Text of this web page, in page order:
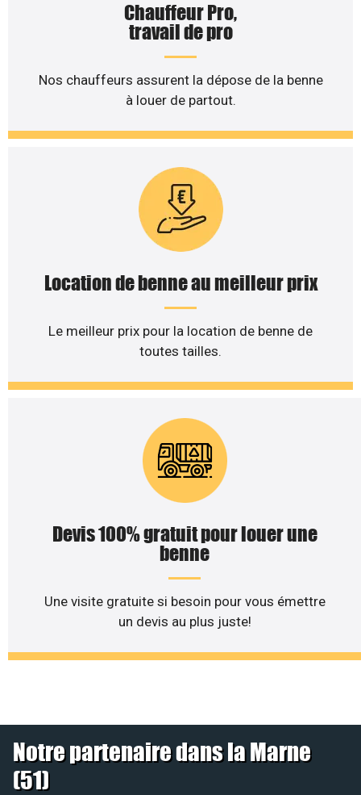
Chauffeur Pro,
travail de pro
Nos chauffeurs assurent la dépose de la benne
à louer de partout.
Location de benne au meilleur prix
Le meilleur prix pour la location de benne de
toutes tailles.
Devis 100% gratuit pour louer une
benne
Une visite gratuite si besoin pour vous émettre
un devis au plus juste!
Notre partenaire dans la Marne
(51)